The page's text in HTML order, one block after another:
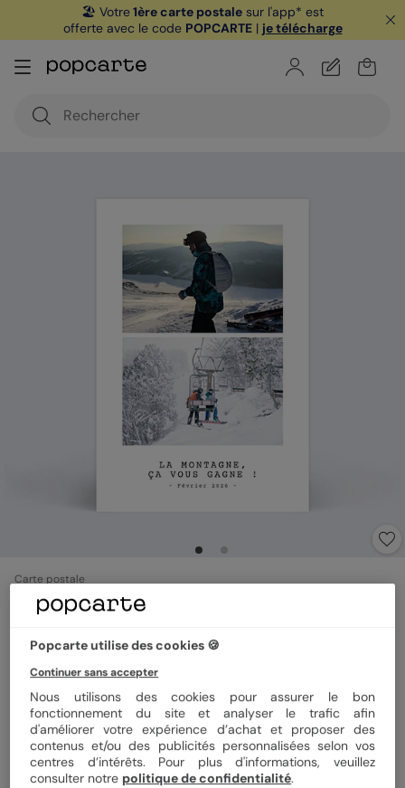
🏖️ Votre1ère carte postale sur l'app* est
offerte avec le code POPCARTE| je télécharge
Carte postale
Hiver Polaroïd Simple II
Format
Papier Papier Satiné pelliculé
Popcarte utilise des cookies 🍪
Continuer sans accepter
Nous utilisons des cookies pour assurer le bon
fonctionnement du site et analyser le trafic afin
d'améliorer votre expérience d’achat et proposer des
contenus et/ou des publicités personnalisées selon vos
centres d’intérêts. Pour plus d'informations, veuillez
consulter notre politique de confidentialité.